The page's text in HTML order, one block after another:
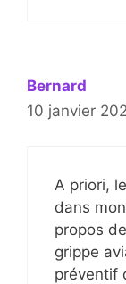
Bernard
10 janvier
A priori,
dans
propos
grippe
préventif